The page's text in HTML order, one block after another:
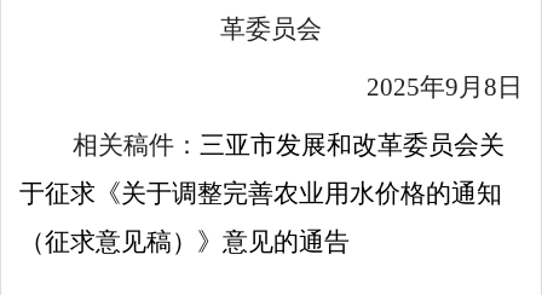
革委员会
2025年9月 8 日
相关稿件： 三亚市发展和改革委员会关
于征求《关于调整完善农业用水价格的通知
（征求意见稿）》意见的通告